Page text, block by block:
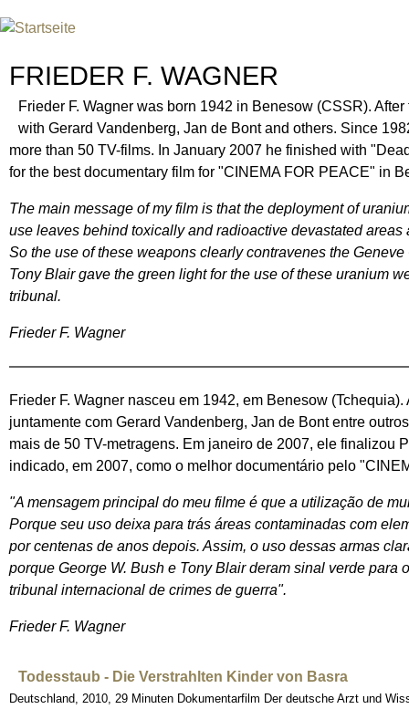
FRIEDER F. WAGNER
Frieder F. Wagner was born 1942 in Benesow (CSSR).
with Gerard Vandenberg, Jan de Bont and others. Since
more than 50 TV-films. In January 2007 he finished with
for the best documentary film for "CINEMA FOR PEACE" in
The main message of my film is that the deployment of
use leaves behind toxically and radioactive devastated
So the use of these weapons clearly contravenes the
Tony Blair gave the green light for the use of these uranium
tribunal.
Frieder F. Wagner
Frieder F. Wagner nasceu em 1942, em Benesow
juntamente com Gerard Vandenberg, Jan de Bont entre
mais de 50 TV-metragens. Em janeiro de 2007, ele finalizou
indicado, em 2007, como o melhor documentário pelo
"A mensagem principal do meu filme é que a utilização de
Porque seu uso deixa para trás áreas contaminadas com
por centenas de anos depois. Assim, o uso dessas armas
porque George W. Bush e Tony Blair deram sinal verde
tribunal internacional de crimes de guerra".
Frieder F. Wagner
Todesstaub - Die Verstrahlten Kinder von Basra
Deutschland, 2010, 29 Minuten Dokumentarfilm Der deutsche Arzt und